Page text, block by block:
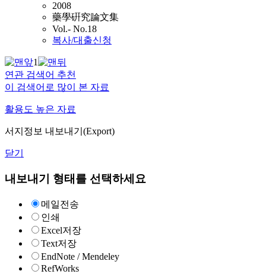
2008
藥學硏究論文集
Vol.- No.18
복사/대출신청
1
연관 검색어 추천
이 검색어로 많이 본 자료
활용도 높은 자료
서지정보 내보내기(Export)
닫기
내보내기 형태를 선택하세요
메일전송
인쇄
Excel저장
Text저장
EndNote / Mendeley
RefWorks